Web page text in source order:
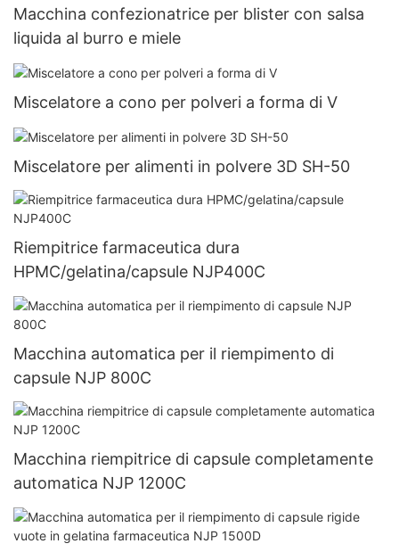
Macchina confezionatrice per blister con salsa
liquida al burro e miele
Miscelatore a cono per polveri a forma di V
Miscelatore per alimenti in polvere 3D SH-50
Riempitrice farmaceutica dura
HPMC/gelatina/capsule NJP400C
Macchina automatica per il riempimento di
capsule NJP 800C
Macchina riempitrice di capsule completamente
automatica NJP 1200C